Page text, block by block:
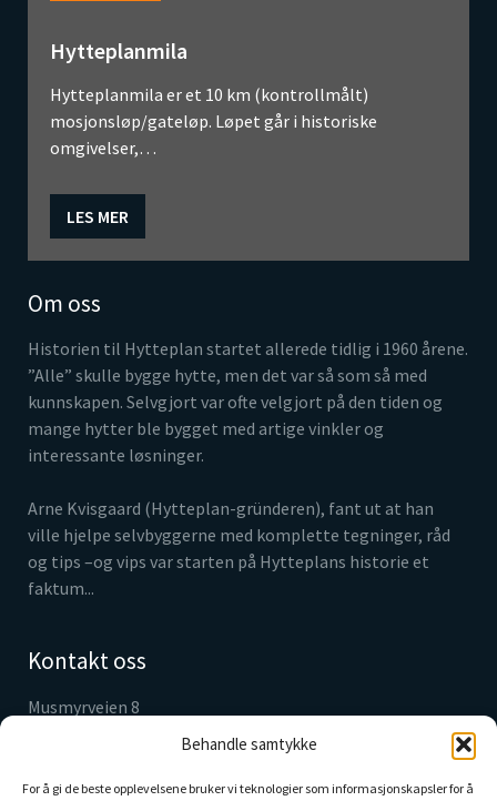
Behandle samtykke
For å gi de beste opplevelsene bruker vi teknologier som informasjonskapsler for å
Hytteplanmila
Hytteplanmila er et 10 km (kontrollmålt)
mosjonsløp/gateløp. Løpet går i historiske
omgivelser,…
LES MER
Om oss
Historien til Hytteplan startet allerede tidlig i 1960 årene.
”Alle” skulle bygge hytte, men det var så som så med
kunnskapen. Selvgjort var ofte velgjort på den tiden og
mange hytter ble bygget med artige vinkler og
interessante løsninger.
Arne Kvisgaard (Hytteplan-gründeren), fant ut at han
ville hjelpe selvbyggerne med komplette tegninger, råd
og tips –og vips var starten på Hytteplans historie et
faktum...
Kontakt oss
Musmyrveien 8
info@hytteplan.no